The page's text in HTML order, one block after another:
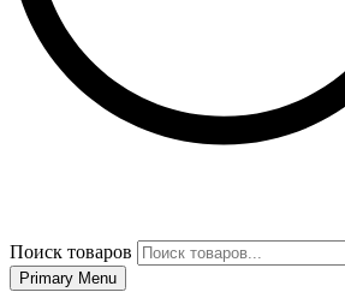
Поиск товаров
Primary Menu